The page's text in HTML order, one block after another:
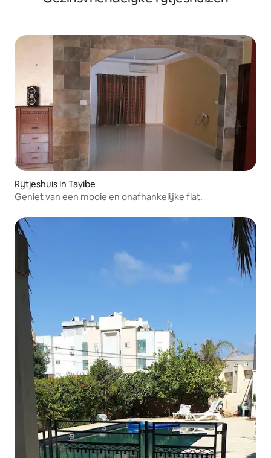
Rijtjeshuis in Tayibe
Geniet van een mooie en onafhankelijke flat.